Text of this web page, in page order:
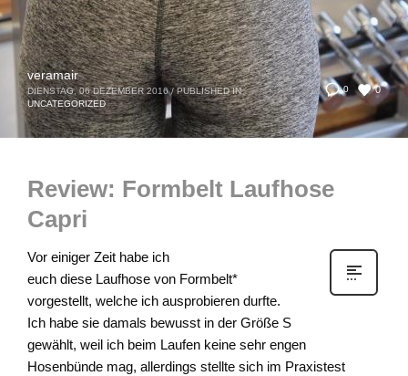
0 0
veramair
DIENSTAG, 06 DEZEMBER 2016 / PUBLISHED IN
UNCATEGORIZED
Review: Formbelt Laufhose
Capri
Vor einiger Zeit habe ich
euch diese Laufhose von Formbelt*
vorgestellt, welche ich ausprobieren durfte.
Ich habe sie damals bewusst in der Größe S
gewählt, weil ich beim Laufen keine sehr engen
Hosenbünde mag, allerdings stellte sich im Praxistest